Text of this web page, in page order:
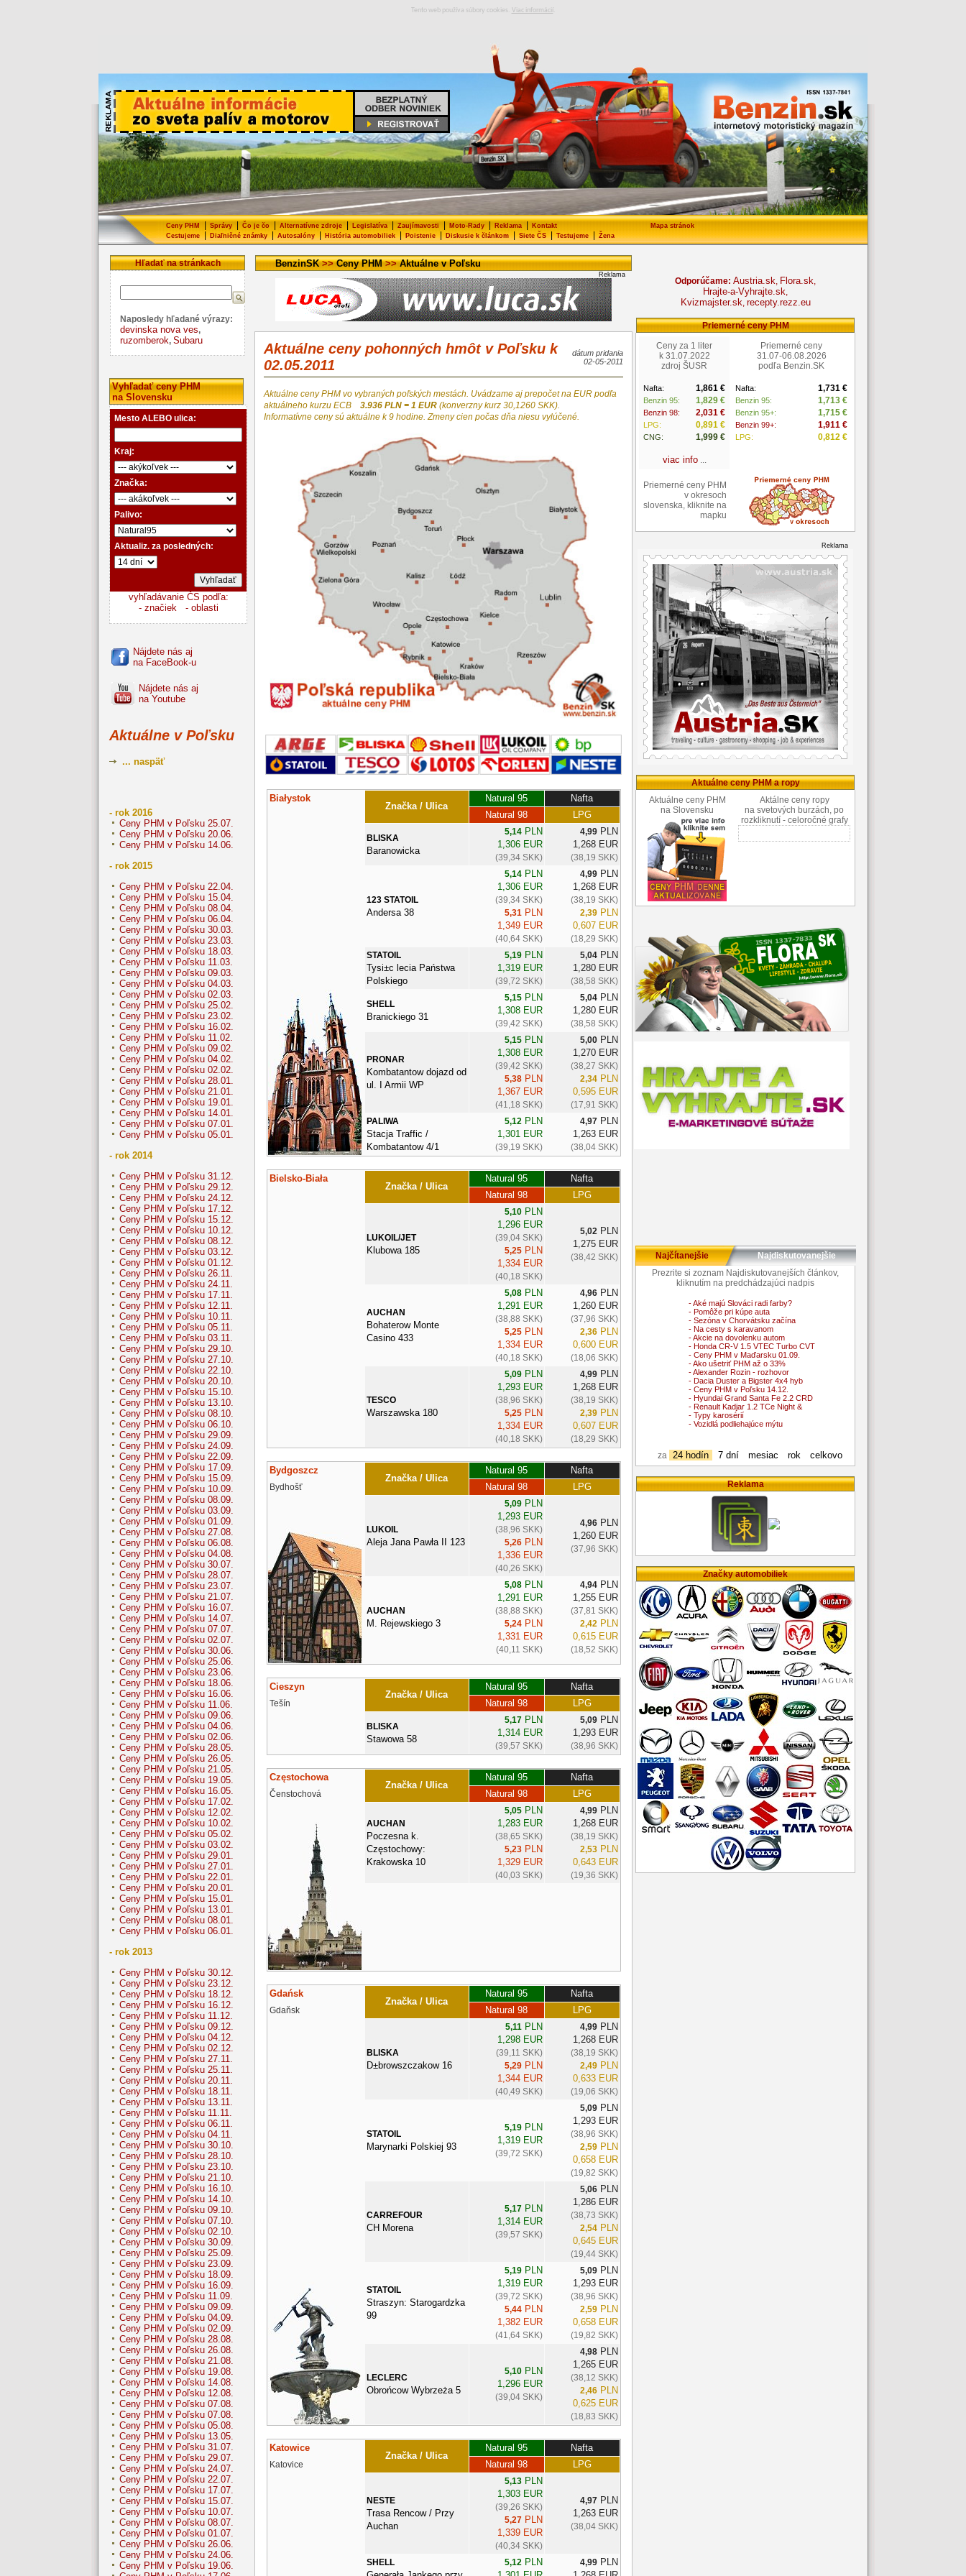
Tento web používa súbory cookies. Viac informácií
Ceny PHM Správy Čo je čo Alternatívne zdroje Legislatíva Zaujímavosti Moto-Rady Reklama Kontakt
Mapa stránok
Cestujeme| Diaľničné známky| Autosalóny| História automobiliek| Poistenie| Diskusie k článkom| Siete ČS| Testujeme| Žena
Hľadať na stránkach
Naposledy hľadané výrazy:
devinska nova ves,
ruzomberok, Subaru
Vyhľadať ceny PHM
na Slovensku
Mesto ALEBO ulica:
Kraj:
Značka:
Palivo:
Aktualiz. za posledných:
vyhľadávanie ČS podľa:
- značiek
- oblasti
Nájdete nás aj
na FaceBook-u
Nájdete nás aj
na Youtube
Aktuálne v Poľsku
... naspäť
- rok 2016
Ceny PHM v Poľsku 25.07.
Ceny PHM v Poľsku 20.06.
Ceny PHM v Poľsku 14.06.
- rok 2015
Ceny PHM v Poľsku 22.04.
Ceny PHM v Poľsku 15.04.
Ceny PHM v Poľsku 08.04.
Ceny PHM v Poľsku 06.04.
Ceny PHM v Poľsku 30.03.
Ceny PHM v Poľsku 23.03.
Ceny PHM v Poľsku 18.03.
Ceny PHM v Poľsku 11.03.
Ceny PHM v Poľsku 09.03.
Ceny PHM v Poľsku 04.03.
Ceny PHM v Poľsku 02.03.
Ceny PHM v Poľsku 25.02.
Ceny PHM v Poľsku 23.02.
Ceny PHM v Poľsku 16.02.
Ceny PHM v Poľsku 11.02.
Ceny PHM v Poľsku 09.02.
Ceny PHM v Poľsku 04.02.
Ceny PHM v Poľsku 02.02.
Ceny PHM v Poľsku 28.01.
Ceny PHM v Poľsku 21.01.
Ceny PHM v Poľsku 19.01.
Ceny PHM v Poľsku 14.01.
Ceny PHM v Poľsku 07.01.
Ceny PHM v Poľsku 05.01.
- rok 2014
Ceny PHM v Poľsku 31.12.
Ceny PHM v Poľsku 29.12.
Ceny PHM v Poľsku 24.12.
Ceny PHM v Poľsku 17.12.
Ceny PHM v Poľsku 15.12.
Ceny PHM v Poľsku 10.12.
Ceny PHM v Poľsku 08.12.
Ceny PHM v Poľsku 03.12.
Ceny PHM v Poľsku 01.12.
Ceny PHM v Poľsku 26.11.
Ceny PHM v Poľsku 24.11.
Ceny PHM v Poľsku 17.11.
Ceny PHM v Poľsku 12.11.
Ceny PHM v Poľsku 10.11.
Ceny PHM v Poľsku 05.11.
Ceny PHM v Poľsku 03.11.
Ceny PHM v Poľsku 29.10.
Ceny PHM v Poľsku 27.10.
Ceny PHM v Poľsku 22.10.
Ceny PHM v Poľsku 20.10.
Ceny PHM v Poľsku 15.10.
Ceny PHM v Poľsku 13.10.
Ceny PHM v Poľsku 08.10.
Ceny PHM v Poľsku 06.10.
Ceny PHM v Poľsku 29.09.
Ceny PHM v Poľsku 24.09.
Ceny PHM v Poľsku 22.09.
Ceny PHM v Poľsku 17.09.
Ceny PHM v Poľsku 15.09.
Ceny PHM v Poľsku 10.09.
Ceny PHM v Poľsku 08.09.
Ceny PHM v Poľsku 03.09.
Ceny PHM v Poľsku 01.09.
Ceny PHM v Poľsku 27.08.
Ceny PHM v Poľsku 06.08.
Ceny PHM v Poľsku 04.08.
Ceny PHM v Poľsku 30.07.
Ceny PHM v Poľsku 28.07.
Ceny PHM v Poľsku 23.07.
Ceny PHM v Poľsku 21.07.
Ceny PHM v Poľsku 16.07.
Ceny PHM v Poľsku 14.07.
Ceny PHM v Poľsku 07.07.
Ceny PHM v Poľsku 02.07.
Ceny PHM v Poľsku 30.06.
Ceny PHM v Poľsku 25.06.
Ceny PHM v Poľsku 23.06.
Ceny PHM v Poľsku 18.06.
Ceny PHM v Poľsku 16.06.
Ceny PHM v Poľsku 11.06.
Ceny PHM v Poľsku 09.06.
Ceny PHM v Poľsku 04.06.
Ceny PHM v Poľsku 02.06.
Ceny PHM v Poľsku 28.05.
Ceny PHM v Poľsku 26.05.
Ceny PHM v Poľsku 21.05.
Ceny PHM v Poľsku 19.05.
Ceny PHM v Poľsku 16.05.
Ceny PHM v Poľsku 17.02.
Ceny PHM v Poľsku 12.02.
Ceny PHM v Poľsku 10.02.
Ceny PHM v Poľsku 05.02.
Ceny PHM v Poľsku 03.02.
Ceny PHM v Poľsku 29.01.
Ceny PHM v Poľsku 27.01.
Ceny PHM v Poľsku 22.01.
Ceny PHM v Poľsku 20.01.
Ceny PHM v Poľsku 15.01.
Ceny PHM v Poľsku 13.01.
Ceny PHM v Poľsku 08.01.
Ceny PHM v Poľsku 06.01.
- rok 2013
Ceny PHM v Poľsku 30.12.
Ceny PHM v Poľsku 23.12.
Ceny PHM v Poľsku 18.12.
Ceny PHM v Poľsku 16.12.
Ceny PHM v Poľsku 11.12.
Ceny PHM v Poľsku 09.12.
Ceny PHM v Poľsku 04.12.
Ceny PHM v Poľsku 02.12.
Ceny PHM v Poľsku 27.11.
Ceny PHM v Poľsku 25.11.
Ceny PHM v Poľsku 20.11.
Ceny PHM v Poľsku 18.11.
Ceny PHM v Poľsku 13.11.
Ceny PHM v Poľsku 11.11.
Ceny PHM v Poľsku 06.11.
Ceny PHM v Poľsku 04.11.
Ceny PHM v Poľsku 30.10.
Ceny PHM v Poľsku 28.10.
Ceny PHM v Poľsku 23.10.
Ceny PHM v Poľsku 21.10.
Ceny PHM v Poľsku 16.10.
Ceny PHM v Poľsku 14.10.
Ceny PHM v Poľsku 09.10.
Ceny PHM v Poľsku 07.10.
Ceny PHM v Poľsku 02.10.
Ceny PHM v Poľsku 30.09.
Ceny PHM v Poľsku 25.09.
Ceny PHM v Poľsku 23.09.
Ceny PHM v Poľsku 18.09.
Ceny PHM v Poľsku 16.09.
Ceny PHM v Poľsku 11.09.
Ceny PHM v Poľsku 09.09.
Ceny PHM v Poľsku 04.09.
Ceny PHM v Poľsku 02.09.
Ceny PHM v Poľsku 28.08.
Ceny PHM v Poľsku 26.08.
Ceny PHM v Poľsku 21.08.
Ceny PHM v Poľsku 19.08.
Ceny PHM v Poľsku 14.08.
Ceny PHM v Poľsku 12.08.
Ceny PHM v Poľsku 07.08.
Ceny PHM v Poľsku 07.08.
Ceny PHM v Poľsku 05.08.
Ceny PHM v Poľsku 13.05.
Ceny PHM v Poľsku 31.07.
Ceny PHM v Poľsku 29.07.
Ceny PHM v Poľsku 24.07.
Ceny PHM v Poľsku 22.07.
Ceny PHM v Poľsku 17.07.
Ceny PHM v Poľsku 15.07.
Ceny PHM v Poľsku 10.07.
Ceny PHM v Poľsku 08.07.
Ceny PHM v Poľsku 01.07.
Ceny PHM v Poľsku 26.06.
Ceny PHM v Poľsku 24.06.
Ceny PHM v Poľsku 19.06.
BenzinSK>>Ceny PHM>>Aktuálne v Poľsku
Reklama
Aktuálne ceny pohonných hmôt v Poľsku k
02.05.2011
dátum pridania
02-05-2011
Aktuálne ceny PHM vo vybraných poľských mestách. Uvádzame aj prepočet na EUR podľa
aktuálneho kurzu ECB 3.936 PLN = 1 EUR (konverzny kurz 30,1260 SKK).
Informatívne ceny sú aktuálne k 9 hodine. Zmeny cien počas dňa niesu vylúčené.
Białystok
Značka / Ulica
Natural 95
Nafta
Natural 98
LPG
BLISKA
Baranowicka
5,14PLN
1,306 EUR
(39,34 SKK)
4,99PLN
1,268 EUR
(38,19 SKK)
123 STATOIL
Andersa 38
5,14PLN
1,306 EUR
(39,34 SKK)
5,31 PLN
1,349 EUR
(40,64 SKK)
4,99PLN
1,268 EUR
(38,19 SKK)
2,39PLN
0,607 EUR
(18,29 SKK)
STATOIL
Tysi±c lecia Państwa
Polskiego
5,19PLN
1,319 EUR
(39,72 SKK)
5,04PLN
1,280 EUR
(38,58 SKK)
SHELL
Branickiego 31
5,15PLN
1,308 EUR
(39,42 SKK)
5,04PLN
1,280 EUR
(38,58 SKK)
PRONAR
Kombatantow dojazd od
ul. I Armii WP
5,15PLN
1,308 EUR
(39,42 SKK)
5,38PLN
1,367 EUR
(41,18 SKK)
5,00PLN
1,270 EUR
(38,27 SKK)
2,34PLN
0,595 EUR
(17,91 SKK)
PALIWA
Stacja Traffic /
Kombatantow 4/1
5,12 PLN
1,301 EUR
(39,19 SKK)
4,97PLN
1,263 EUR
(38,04 SKK)
Bielsko-Biała
Značka / Ulica
Natural 95
Nafta
Natural 98
LPG
LUKOIL/JET
Klubowa 185
5,10PLN
1,296 EUR
(39,04 SKK)
5,25PLN
1,334 EUR
(40,18 SKK)
5,02 PLN
1,275 EUR
(38,42 SKK)
AUCHAN
Bohaterow Monte
Casino 433
5,08PLN
1,291 EUR
(38,88 SKK)
5,25PLN
1,334 EUR
(40,18 SKK)
4,96PLN
1,260 EUR
(37,96 SKK)
2,36PLN
0,600 EUR
(18,06 SKK)
TESCO
Warszawska 180
5,09PLN
1,293 EUR
(38,96 SKK)
5,25PLN
1,334 EUR
(40,18 SKK)
4,99PLN
1,268 EUR
(38,19 SKK)
2,39PLN
0,607 EUR
(18,29 SKK)
Bydgoszcz
Značka / Ulica
Natural 95 Nafta
Bydhošť Natural 98 LPG
LUKOIL
Aleja Jana Pawła II 123
5,09PLN
1,293 EUR
(38,96 SKK)
5,26PLN
1,336 EUR
(40,26 SKK)
4,96PLN
1,260 EUR
(37,96 SKK)
AUCHAN
M. Rejewskiego 3
5,08PLN
1,291 EUR
(38,88 SKK)
5,24PLN
1,331 EUR
(40,11 SKK)
4,94PLN
1,255 EUR
(37,81 SKK)
2,42 PLN
0,615 EUR
(18,52 SKK)
Cieszyn
Značka / Ulica
Natural 95 Nafta
Tešín Natural 98 LPG
BLISKA
Stawowa 58
5,17PLN
1,314 EUR
(39,57 SKK)
5,09PLN
1,293 EUR
(38,96 SKK)
Częstochowa
Značka / Ulica
Natural 95 Nafta
Čenstochová Natural 98 LPG
AUCHAN
Poczesna k.
Częstochowy:
Krakowska 10
5,05PLN
1,283 EUR
(38,65 SKK)
5,23PLN
1,329 EUR
(40,03 SKK)
4,99PLN
1,268 EUR
(38,19 SKK)
2,53PLN
0,643 EUR
(19,36 SKK)
Gdańsk
Značka / Ulica
Natural 95 Nafta
Gdaňsk Natural 98 LPG
BLISKA
D±browszczakow 16
5,11 PLN
1,298 EUR
(39,11 SKK)
5,29PLN
1,344 EUR
(40,49 SKK)
4,99PLN
1,268 EUR
(38,19 SKK)
2,49PLN
0,633 EUR
(19,06 SKK)
STATOIL
Marynarki Polskiej 93
5,19PLN
1,319 EUR
(39,72 SKK)
5,09PLN
1,293 EUR
(38,96 SKK)
2,59PLN
0,658 EUR
(19,82 SKK)
CARREFOUR
CH Morena
5,17PLN
1,314 EUR
(39,57 SKK)
5,06PLN
1,286 EUR
(38,73 SKK)
2,54PLN
0,645 EUR
(19,44 SKK)
STATOIL
Straszyn: Starogardzka
99
5,19PLN
1,319 EUR
(39,72 SKK)
5,44PLN
1,382 EUR
(41,64 SKK)
5,09PLN
1,293 EUR
(38,96 SKK)
2,59PLN
0,658 EUR
(19,82 SKK)
LECLERC
Obrońcow Wybrzeża 5
5,10PLN
1,296 EUR
(39,04 SKK)
4,98PLN
1,265 EUR
(38,12 SKK)
2,46PLN
0,625 EUR
(18,83 SKK)
Katowice
Značka / Ulica
Natural 95 Nafta
Katovice Natural 98 LPG
NESTE
Trasa Rencow / Przy
Auchan
5,13PLN
1,303 EUR
(39,26 SKK)
5,27PLN
1,339 EUR
(40,34 SKK)
4,97PLN
1,263 EUR
(38,04 SKK)
SHELL 5,12 PLN
4,99PLN
Odporúčame: Austria.sk, Flora.sk,
Hrajte-a-Vyhrajte.sk,
Kvizmajster.sk, recepty.rezz.eu
Priemerné ceny PHM
Ceny za 1 liter
k 31.07.2022
zdroj ŠUSR
Nafta: 1,861 €
Benzin 95: 1,829 €
Benzin 98: 2,031 €
LPG: 0,891 €
CNG: 1,999 €
viac info...
Priemerné ceny
31.07-06.08.2026
podľa Benzin.SK
Nafta: 1,731 €
Benzin 95: 1,713 €
Benzin 95+: 1,715 €
Benzin 99+: 1,911 €
LPG: 0,812 €
Priemerné ceny PHM
v okresoch
slovenska, kliknite na
mapku
Reklama
Aktuálne ceny PHM a ropy
Aktuálne ceny PHM
na Slovensku
Aktálne ceny ropy
na svetových burzách, po
rozkliknutí - celoročné grafy
Najčítanejšie
Najdiskutovanejšie
Prezrite si zoznam Najdiskutovanejších článkov,
kliknutím na predchádzajúci nadpis
- Aké majú Slováci radi farby?
- Pomôže pri kúpe auta
- Sezóna v Chorvátsku začína
- Na cesty s karavanom
- Akcie na dovolenku autom
- Honda CR-V 1.5 VTEC Turbo CVT
- Ceny PHM v Maďarsku 01.09.
- Ako ušetriť PHM až o 33%
- Alexander Rozin - rozhovor
- Dacia Duster a Bigster 4x4 hyb
- Ceny PHM v Poľsku 14.12.
- Hyundai Grand Santa Fe 2.2 CRD
- Renault Kadjar 1.2 TCe Night &
- Typy karosérií
- Vozidlá podliehajúce mýtu
za 24 hodín 7 dní mesiac rok celkovo
Reklama
Značky automobiliek